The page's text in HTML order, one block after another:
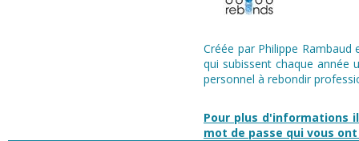
Créée par Philippe Rambaud
qui subissent chaque année
personnel à rebondir
Pour plus d'informations
mot de passe qui vous